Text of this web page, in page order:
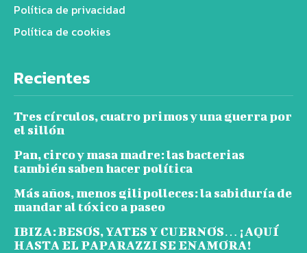
Política de privacidad
Política de cookies
Recientes
Tres círculos, cuatro primos y una guerra por
el sillón
Pan, circo y masa madre: las bacterias
también saben hacer política
Más años, menos gilipolleces: la sabiduría de
mandar al tóxico a paseo
IBIZA: BESOS, YATES Y CUERNOS… ¡AQUÍ
HASTA EL PAPARAZZI SE ENAMORA!